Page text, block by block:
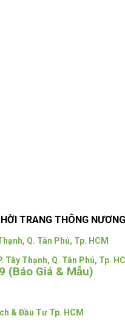
TRANG THÔNG NƯƠNG
Q. Tân Phú, Tp. HCM
Tây Thạnh, Q. Tân Phú, Tp.
(Báo Giá & Mẫu)
& Đầu Tư Tp. HCM